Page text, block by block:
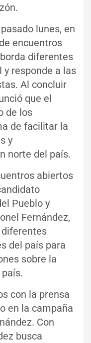
lunes, en
encuentros
diferentes
responde a las
Al concluir
que el
de los
de facilitar la
y
norte del país.
abiertos
Pueblo y
Fernández,
del país para
sobre la
con la prensa
en la campaña
Con
busca